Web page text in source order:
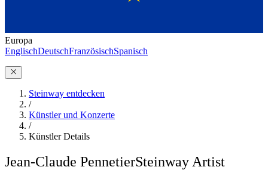
Europa
EnglischDeutschFranzösischSpanisch
Steinway entdecken
/
Künstler und Konzerte
/
Künstler Details
Jean-Claude PennetierSteinway Artist